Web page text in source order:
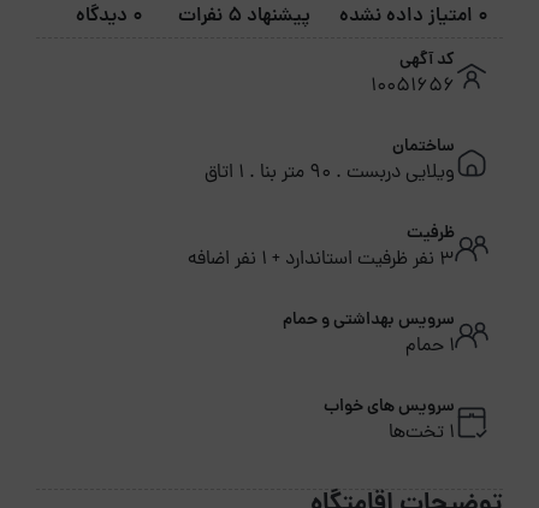
0 امتیاز داده نشده پیشنهاد 5 نفرات 0 دیدگاه
کد آگهی
10051656
ساختمان
ویلایی دربست . 90 متر بنا . 1 اتاق
ظرفیت
3 نفر ظرفیت استاندارد + 1 نفر اضافه
سرویس بهداشتی و حمام
1 حمام
سرویس های خواب
1 تخت‌ها